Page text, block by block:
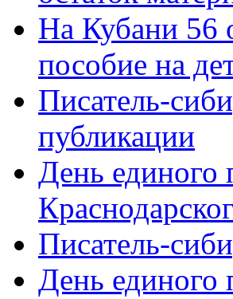
На Кубани 56
пособие на
Писатель-
публикации
День единого
Писатель-
День единого